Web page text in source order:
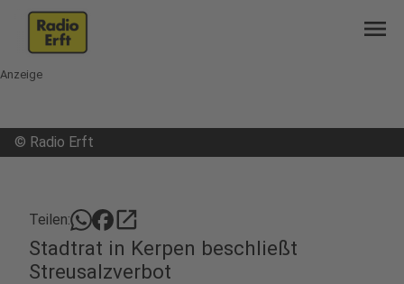
menu
Anzeige
© Radio Erft
Teilen: open_in_new
Stadtrat in Kerpen beschließt
Streusalzverbot